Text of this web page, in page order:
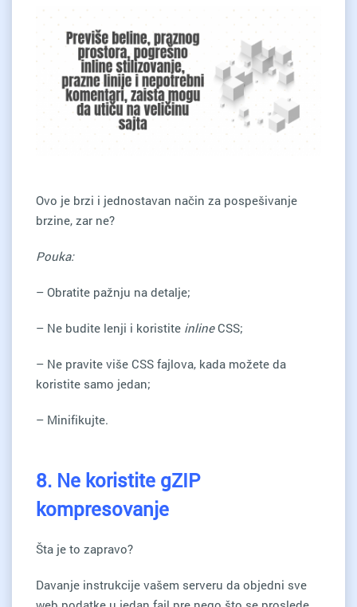
Ovo je brzi i jednostavan način za pospešivanje
brzine, zar ne?
Pouka:
– Obratite pažnju na detalje;
– Ne budite lenji i koristite inlineCSS;
– Ne pravite više CSS fajlova, kada možete da
koristite samo jedan;
– Minifikujte.
8. Ne koristite gZIP
kompresovanje
Šta je to zapravo?
Davanje instrukcije vašem serveru da objedni sve